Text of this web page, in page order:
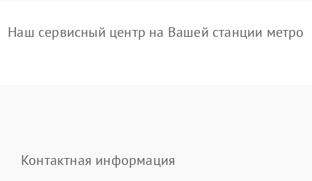
Наш сервисный центр на Вашей станции метро
Контактная информация